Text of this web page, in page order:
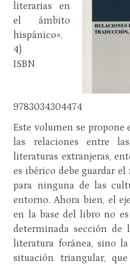
literarias en
el ámbito
hispánico»,
4)
ISBN
9783034304474
Este volumen se propone
las relaciones entre
literaturas extranjeras,
es ibérico debe guardar
para ninguna de las
entorno. Ahora bien, el
en la base del libro no
determinada sección
literatura foránea, sino
situación triangular,